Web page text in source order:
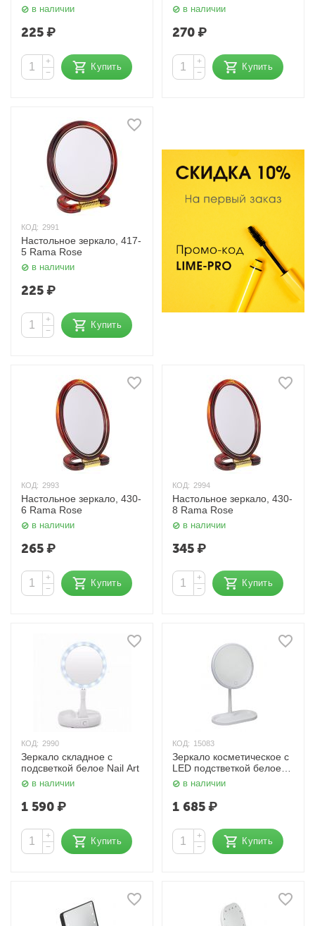
в наличии
225₽
+
−
Купить
в наличии
270₽
+
−
Купить
КОД: 2991
Настольное зеркало, 417-
5 Rama Rose
в наличии
225₽
+
−
Купить
КОД: 2993
Настольное зеркало, 430-
6 Rama Rose
в наличии
265₽
+
−
Купить
КОД: 2994
Настольное зеркало, 430-
8 Rama Rose
в наличии
345₽
+
−
Купить
КОД: 2990
Зеркало складное с
подсветкой белое Nail Art
в наличии
1 590₽
+
−
Купить
КОД: 15083
Зеркало косметическое с
LED подстветкой белое
(батарейки + USB) Nail Art
в наличии
1 685₽
+
−
Купить